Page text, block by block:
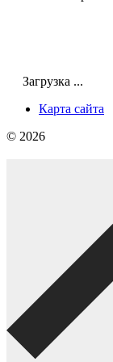
Загрузка ...
Карта сайта
© 2026